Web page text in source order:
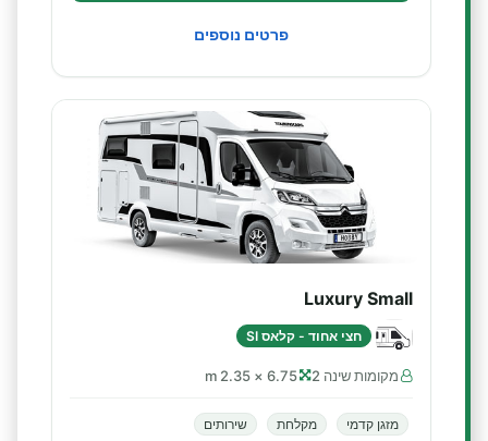
פרטים נוספים
Luxury Small
חצי אחוד - קלאס SI
מקומות שינה 2 6.75 × 2.35 m
מזגן קדמי מקלחת
שירותים